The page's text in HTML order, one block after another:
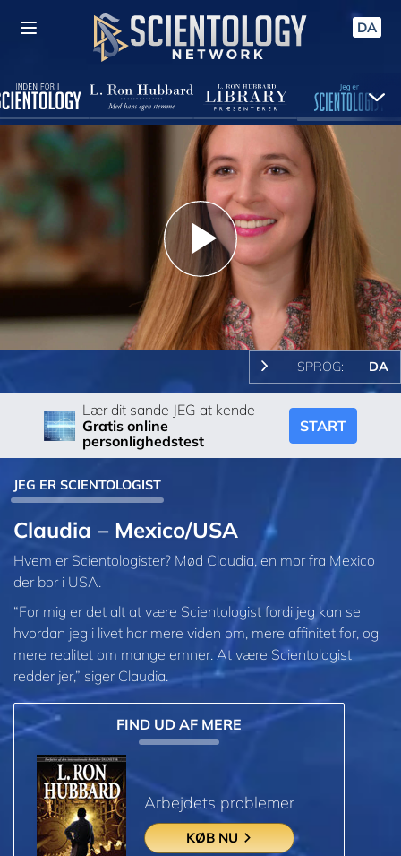
DA
Play
Video
SPROG: DA
Lær dit sande JEG at kende
Gratis online
personlighedstest
START
JEG ER SCIENTOLOGIST
Claudia – Mexico/USA
Hvem er Scientologister? Mød Claudia, en mor fra Mexico
der bor i USA.
“For mig er det alt at være Scientologist fordi jeg kan se
hvordan jeg i livet har mere viden om, mere affinitet for, og
mere realitet om mange emner. At være Scientologist
redder jer,” siger Claudia.
FIND UD AF MERE
Arbejdets problemer
KØB NU